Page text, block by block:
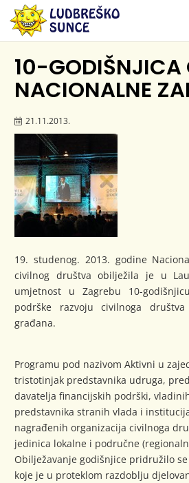
10-GODIŠNJICA
NACIONALNE
21.11.2013.
19. studenog. 2013. godine
civilnog društva obilježila je u
umjetnost u Zagrebu 10-
podrške razvoju civilnoga
građana.
Programu pod nazivom Aktivni u
tristotinjak predstavnika udruga,
davatelja financijskih podrški,
predstavnika stranih vlada i
nagrađenih organizacija civilnoga
jedinica lokalne i područne
Obilježavanje godišnjice pridružilo se i
koje je u proteklom razdoblju